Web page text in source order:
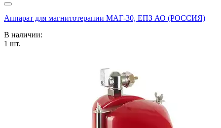
Аппарат для магнитотерапии МАГ-30, ЕПЗ АО (РОССИЯ)
В наличии:
1 шт.